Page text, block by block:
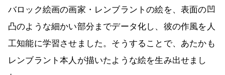
バロック絵画の画家・レンブラントの絵を、表面の凹
凸のような細かい部分までデータ化し、彼の作風を人
工知能に学習させました。そうすることで、あたかも
レンブラント本人が描いたような絵を生み出せまし